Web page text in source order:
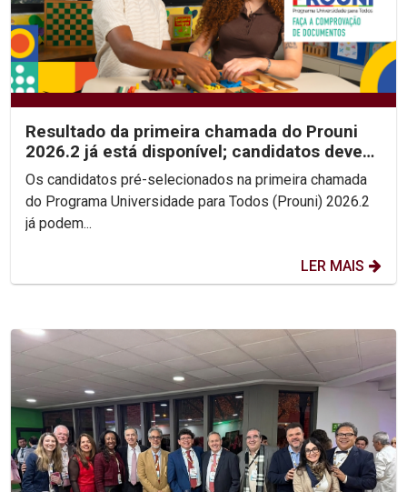
Resultado da primeira chamada do Prouni
2026.2 já está disponível; candidatos devem
enviar...
Os candidatos pré-selecionados na primeira chamada
do Programa Universidade para Todos (Prouni) 2026.2
já podem...
LER MAIS